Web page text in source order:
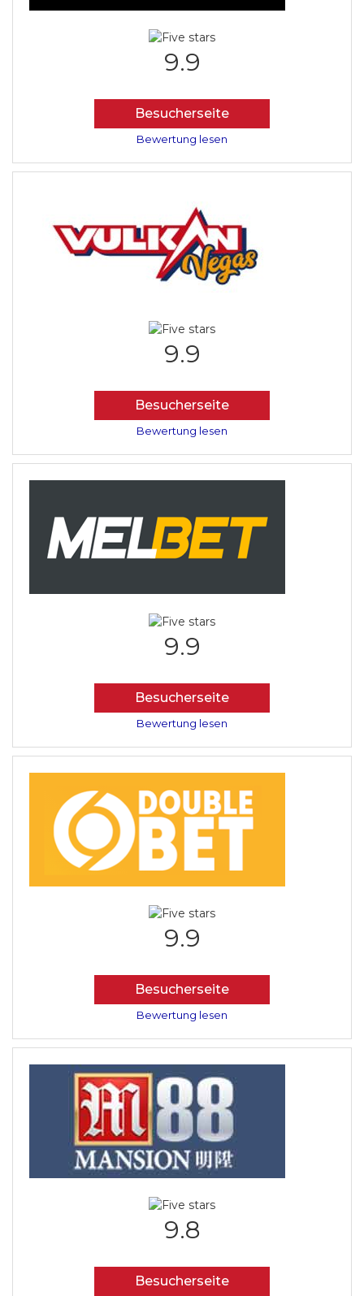
9.9
Besucherseite
Bewertung lesen
9.9
Besucherseite
Bewertung lesen
9.9
Besucherseite
Bewertung lesen
9.9
Besucherseite
Bewertung lesen
9.8
Besucherseite